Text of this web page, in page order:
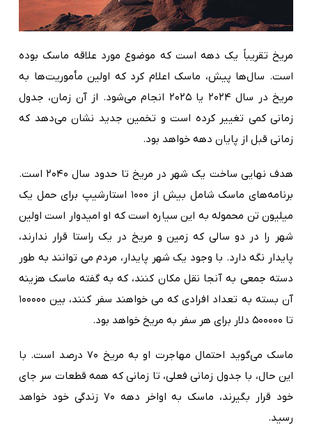
مریخ تقریباً یک دهه است که موضوع مورد علاقه ماسک بوده
است. سال‌ها پیش، ماسک اعلام کرد که اولین مأموریت‌ها به
مریخ در سال ۲۰۲۴ یا ۲۰۲۵ انجام می‌شود. از آن زمان، جدول
زمانی کمی تغییر کرده است و تخمین جدید نشان می‌دهد که
زمانی قبل از پایان دهه خواهد بود.
هدف نهایی ساخت یک شهر در مریخ تا حدود سال ۲۰۴۰ است.
برنامه‌های ماسک شامل بیش از ۱۰۰۰ استارشیپ برای حمل یک
میلیون تن محموله به این سیاره است که او امیدوار است اولین
شهر را در دو سالی که زمین و مریخ در یک راستا قرار ندارند،
پایدار نگه دارد. با وجود یک شهر پایدار، مردم می توانند به طور
دسته جمعی به آنجا نقل مکان کنند، که به گفته ماسک هزینه
آن بسته به تعداد افرادی که می خواهند سفر کنند، بین ۱۰۰۰۰۰
تا ۵۰۰۰۰۰ دلار برای هر سفر به مریخ خواهد بود.
ماسک می‌گوید احتمال مهاجرت او به مریخ ۷۰ درصد است. با
این حال، با جدول زمانی فعلی، تا زمانی که همه قطعات سر جای
خود قرار بگیرند، ماسک به اواخر دهه ۷۰ زندگی خود خواهد
رسید.